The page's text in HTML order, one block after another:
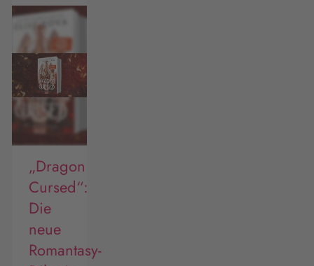
„Dragon
Cursed“:
Die
neue
Romantasy-